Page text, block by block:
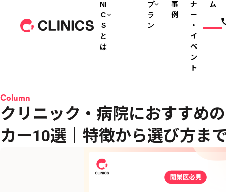
NI
C
S
と
は
プ
ラ
ン
事
例
ナ
ー
・
イ
ベ
ン
ト
ム
Column
クリニック・病院におすすめ
カー10選｜特徴から選び方ま